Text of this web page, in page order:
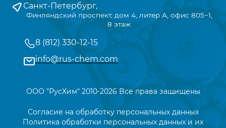
Санкт-Петербург,
Финляндский проспект, дом 4, литер А, офис 805−1,
8 этаж
8 (812) 330-12-15
info@rus-chem.com
ООО "РусХим" 2010-2026 Все права защищены
Согласие на обработку персональных данных
Политика обработки персональных данных и их